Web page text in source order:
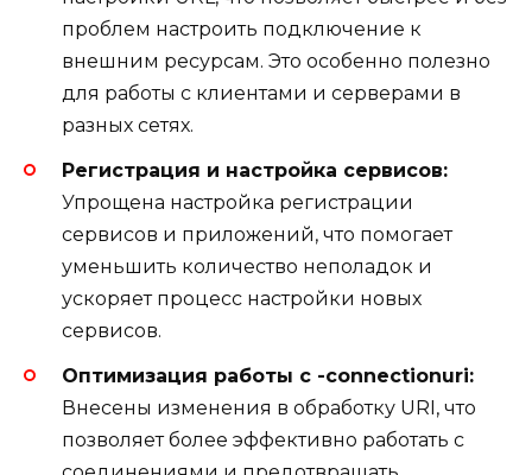
проблем настроить подключение к
внешним ресурсам. Это особенно полезно
для работы с клиентами и серверами в
разных сетях.
Регистрация и настройка сервисов:
Упрощена настройка регистрации
сервисов и приложений, что помогает
уменьшить количество неполадок и
ускоряет процесс настройки новых
сервисов.
Оптимизация работы с -connectionuri:
Внесены изменения в обработку URI, что
позволяет более эффективно работать с